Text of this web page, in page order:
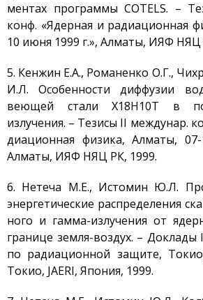
ментах программы COTELS. –
конф. «Ядерная и радиационная
10 июня 1999 г.», Алматы, ИЯФ НЯЦ
5. Кенжин Е.А., Романенко О.Г.,
И.Л. Особенности диффузии
веющей стали Х18Н10Т в
излучения. – Тезисы II междунар.
диационная физика, Алматы,
Алматы, ИЯФ НЯЦ РК, 1999.
6. Нетеча М.Е., Истомин Ю.Л.
энергетические распределения
ного и гамма-излучения от
границе земля-воздух. – Доклады
по радиационной защите,
Токио, JAERI, Япония, 1999.